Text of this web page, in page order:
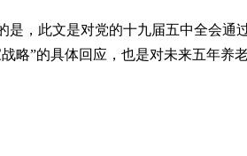
，此文是对党的十九届五中全会
略”的具体回应，也是对未来五年